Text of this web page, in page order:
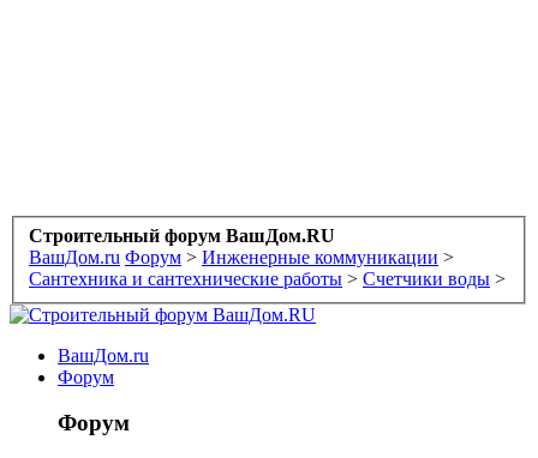
Строительный форум ВашДом.RU
ВашДом.ru Форум > Инженерные коммуникации >
Сантехника и сантехнические работы > Счетчики воды >
ВашДом.ru
Форум
Форум